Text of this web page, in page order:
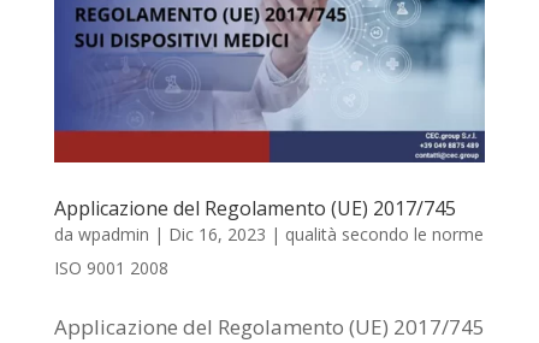
Applicazione del Regolamento (UE) 2017/745
da wpadmin | Dic 16, 2023 | qualità secondo le norme
ISO 9001 2008
Applicazione del Regolamento (UE) 2017/745